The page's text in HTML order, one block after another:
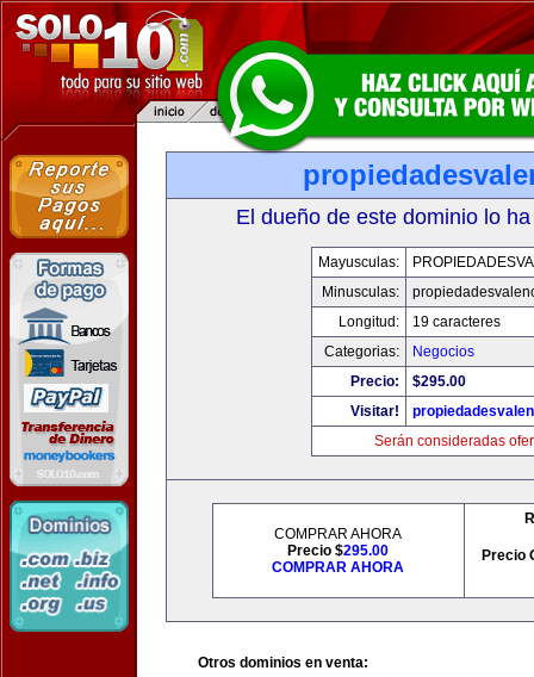
El dueño de este dominio lo
Mayusculas:
Minusculas:
Longitud:
19 caracteres
Categorias:
Negocios
Precio:
$295.00
Visitar!
Serán consideradas
COMPRAR AHORA
Precio $295.00
COMPRAR AHORA
Precio
Otros dominios en venta: